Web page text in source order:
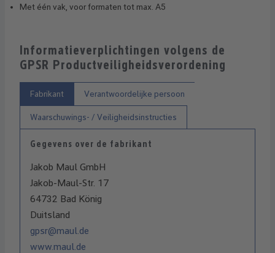
Met één vak, voor formaten tot max. A5
Informatieverplichtingen volgens de
GPSR Productveiligheidsverordening
Fabrikant Verantwoordelijke persoon
Waarschuwings- / Veiligheidsinstructies
Gegevens over de fabrikant
Jakob Maul GmbH
Jakob-Maul-Str. 17
64732 Bad König
Duitsland
gpsr@maul.de
www.maul.de